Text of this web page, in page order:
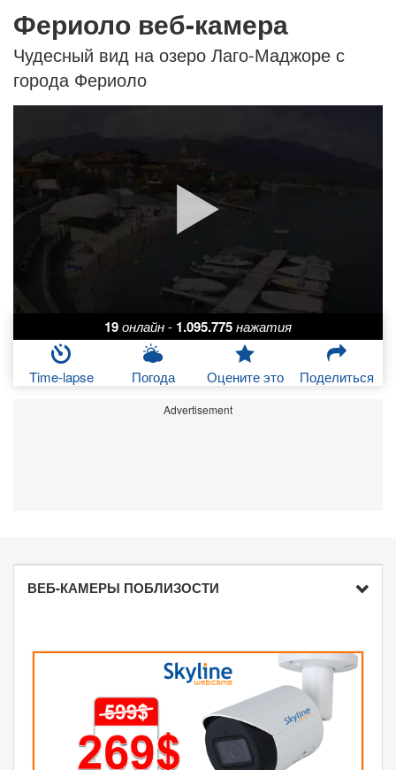
Фериоло веб-камера
Чудесный вид на озеро Лаго-Маджоре с
города Фериоло
19онлайн- 1.095.775нажатия
Time-lapse Погода Оцените это Поделиться
Advertisement
ВЕБ-КАМЕРЫ ПОБЛИЗОСТИ